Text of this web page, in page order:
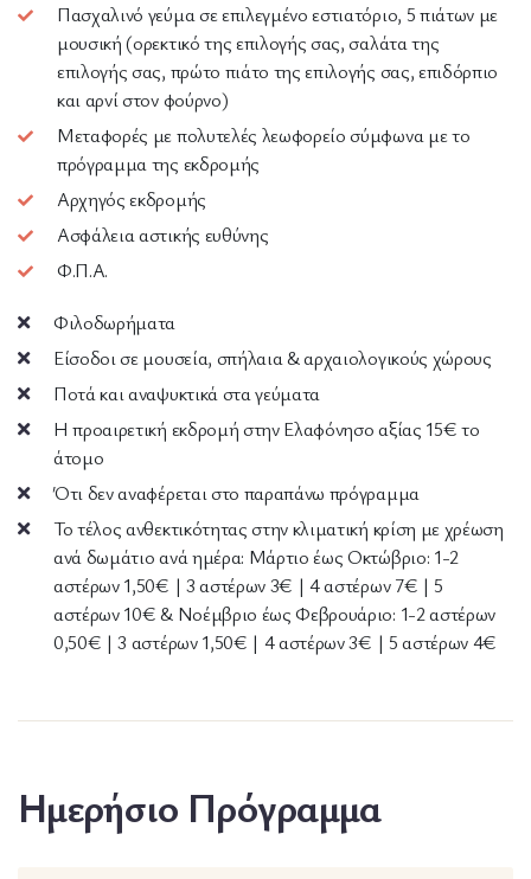
Πασχαλινό γεύμα σε επιλεγμένο εστιατόριο, 5 πιάτων με
μουσική (ορεκτικό της επιλογής σας, σαλάτα της
επιλογής σας, πρώτο πιάτο της επιλογής σας, επιδόρπιο
και αρνί στον φούρνο)
Μεταφορές με πολυτελές λεωφορείο σύμφωνα με το
πρόγραμμα της εκδρομής
Αρχηγός εκδρομής
Ασφάλεια αστικής ευθύνης
Φ.Π.Α.
Φιλοδωρήματα
Είσοδοι σε μουσεία, σπήλαια & αρχαιολογικούς χώρους
Ποτά και αναψυκτικά στα γεύματα
Η προαιρετική εκδρομή στην Ελαφόνησο αξίας 15€ το
άτομο
Ότι δεν αναφέρεται στο παραπάνω πρόγραμμα
Το τέλος ανθεκτικότητας στην κλιματική κρίση με χρέωση
ανά δωμάτιο ανά ημέρα: Μάρτιο έως Οκτώβριο: 1-2
αστέρων 1,50€ | 3 αστέρων 3€ | 4 αστέρων 7€ | 5
αστέρων 10€ & Νοέμβριο έως Φεβρουάριο: 1-2 αστέρων
0,50€ | 3 αστέρων 1,50€ | 4 αστέρων 3€ | 5 αστέρων 4€
Ημερήσιο Πρόγραμμα